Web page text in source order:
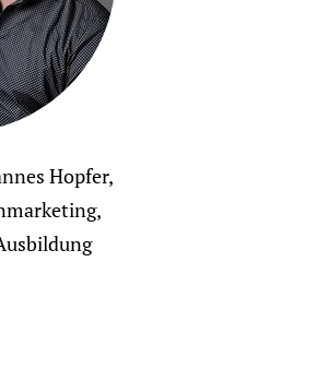
Hopfer,